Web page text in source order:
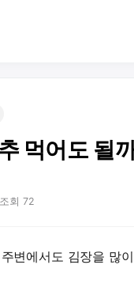
먹어도 될
조회 72
변에서도 김장을 많